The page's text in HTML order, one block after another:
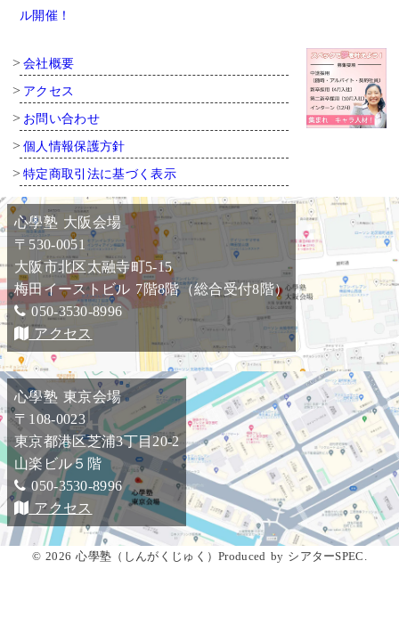
ル開催！
会社概要
アクセス
お問い合わせ
個人情報保護方針
特定商取引法に基づく表示
心學塾 大阪会場
〒530-0051
大阪市北区太融寺町5-15
梅田イーストビル 7階8階（総合受付8階）
050-3530-8996
アクセス
心學塾 東京会場
〒108-0023
東京都港区芝浦3丁目20-2
山楽ビル５階
050-3530-8996
アクセス
© 2026 心學塾（しんがくじゅく）Produced by シアターSPEC.